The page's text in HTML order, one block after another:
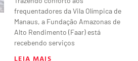
frequentadores da Vila Olímpica de
Manaus, a Fundação Amazonas de
Alto Rendimento (Faar) está
recebendo serviços
LEIA MAIS